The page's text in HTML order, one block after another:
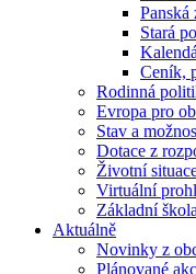
Panská
Stará
Ceník,
Rodinná
Evropa pro
Stav a
Dotace z
Životní
Virtuální
Základní
Aktuálně
Novinky z
Plánované